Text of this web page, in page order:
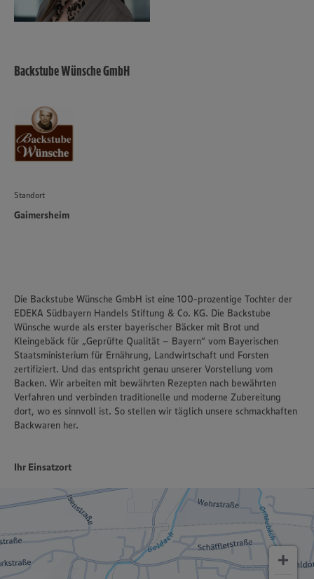
Backstube Wünsche GmbH
Standort
Gaimersheim
Die Backstube Wünsche GmbH ist eine 100-prozentige Tochter der
EDEKA Südbayern Handels Stiftung & Co. KG. Die Backstube
Wünsche wurde als erster bayerischer Bäcker mit Brot und
Kleingebäck für „Geprüfte Qualität – Bayern“ vom Bayerischen
Staatsministerium für Ernährung, Landwirtschaft und Forsten
zertifiziert. Und das entspricht genau unserer Vorstellung vom
Backen. Wir arbeiten mit bewährten Rezepten nach bewährten
Verfahren und verbinden traditionelle und moderne Zubereitung
dort, wo es sinnvoll ist. So stellen wir täglich unsere schmackhaften
Backwaren her.
Ihr Einsatzort